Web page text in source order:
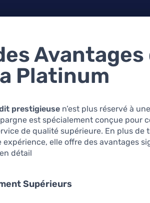
Avantages
Platinum
prestigieuse n’est plus réservé à
est spécialement conçue pour
de qualité supérieure. En plus de
expérience, elle offre des avantages
détail.
Supérieurs